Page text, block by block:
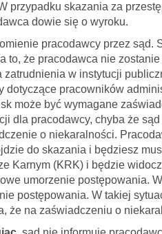
przypadku skazania za
dowie się o wyroku.
pracodawcy przez sąd.
to, że pracodawca nie
zatrudnienia w instytucji
dotyczące pracowników
może być wymagane
dla pracodawcy, chyba że
o niekaralności.
do skazania i będziesz
Karnym (KRK) i będzie
umorzenie postępowania.
postępowania. W takiej
że na zaświadczeniu o